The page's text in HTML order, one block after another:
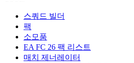
스쿼드 빌더
팩
소모품
EA FC 26 팩 리스트
매치 제너레이터